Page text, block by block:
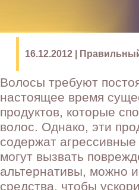
16.12.2012 |
Волосы требуют
настоящее время
продуктов, которые
волос. Однако, эти
содержат
могут вызвать
альтернативы, можно
средства, чтобы